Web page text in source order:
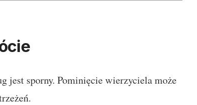
jest sporny. Pominięcie wierzyciela może